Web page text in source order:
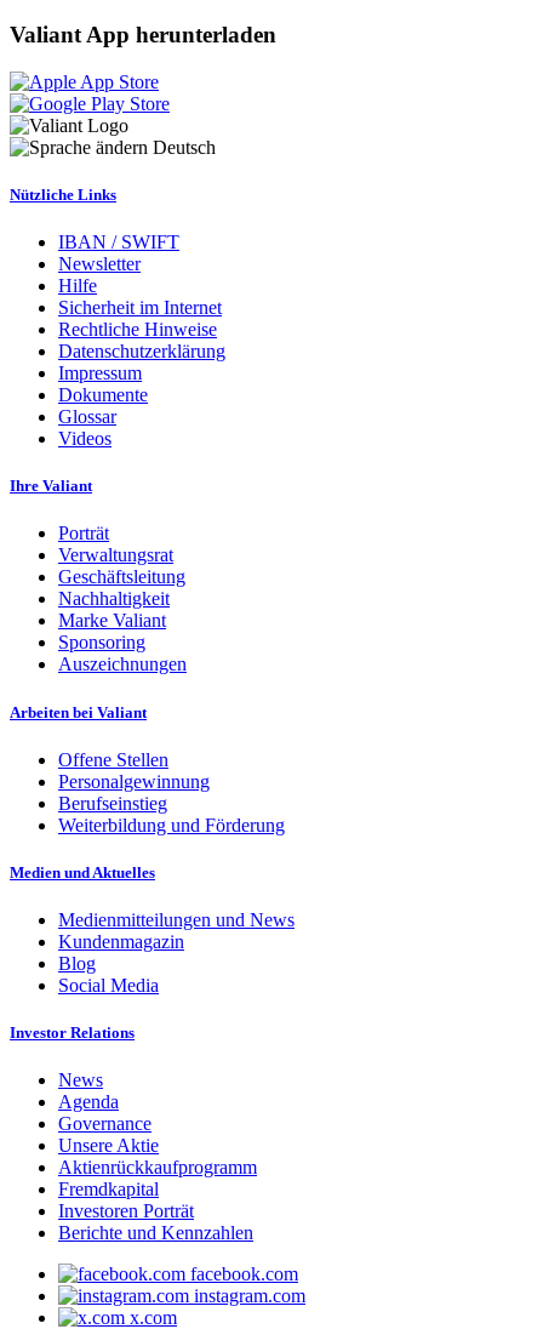
Valiant App herunterladen
Deutsch
Nützliche Links
IBAN / SWIFT
Newsletter
Hilfe
Sicherheit im Internet
Rechtliche Hinweise
Datenschutzerklärung
Impressum
Dokumente
Glossar
Videos
Ihre Valiant
Porträt
Verwaltungsrat
Geschäftsleitung
Nachhaltigkeit
Marke Valiant
Sponsoring
Auszeichnungen
Arbeiten bei Valiant
Offene Stellen
Personalgewinnung
Berufseinstieg
Weiterbildung und Förderung
Medien und Aktuelles
Medienmitteilungen und News
Kundenmagazin
Blog
Social Media
Investor Relations
News
Agenda
Governance
Unsere Aktie
Aktienrückkaufprogramm
Fremdkapital
Investoren Porträt
Berichte und Kennzahlen
facebook.com
instagram.com
x.com